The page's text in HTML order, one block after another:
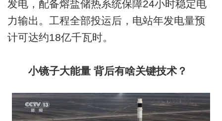
发电，配备熔盐储热系统保障24小时稳定电
力输出。工程全部投运后，电站年发电量预
计可达约18亿千瓦时。
小镜子大能量 背后有啥关键技术？